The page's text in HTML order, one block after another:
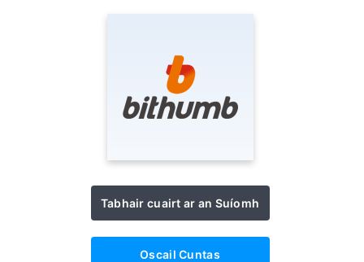
Tabhair cuairt ar an Suíomh
Oscail Cuntas